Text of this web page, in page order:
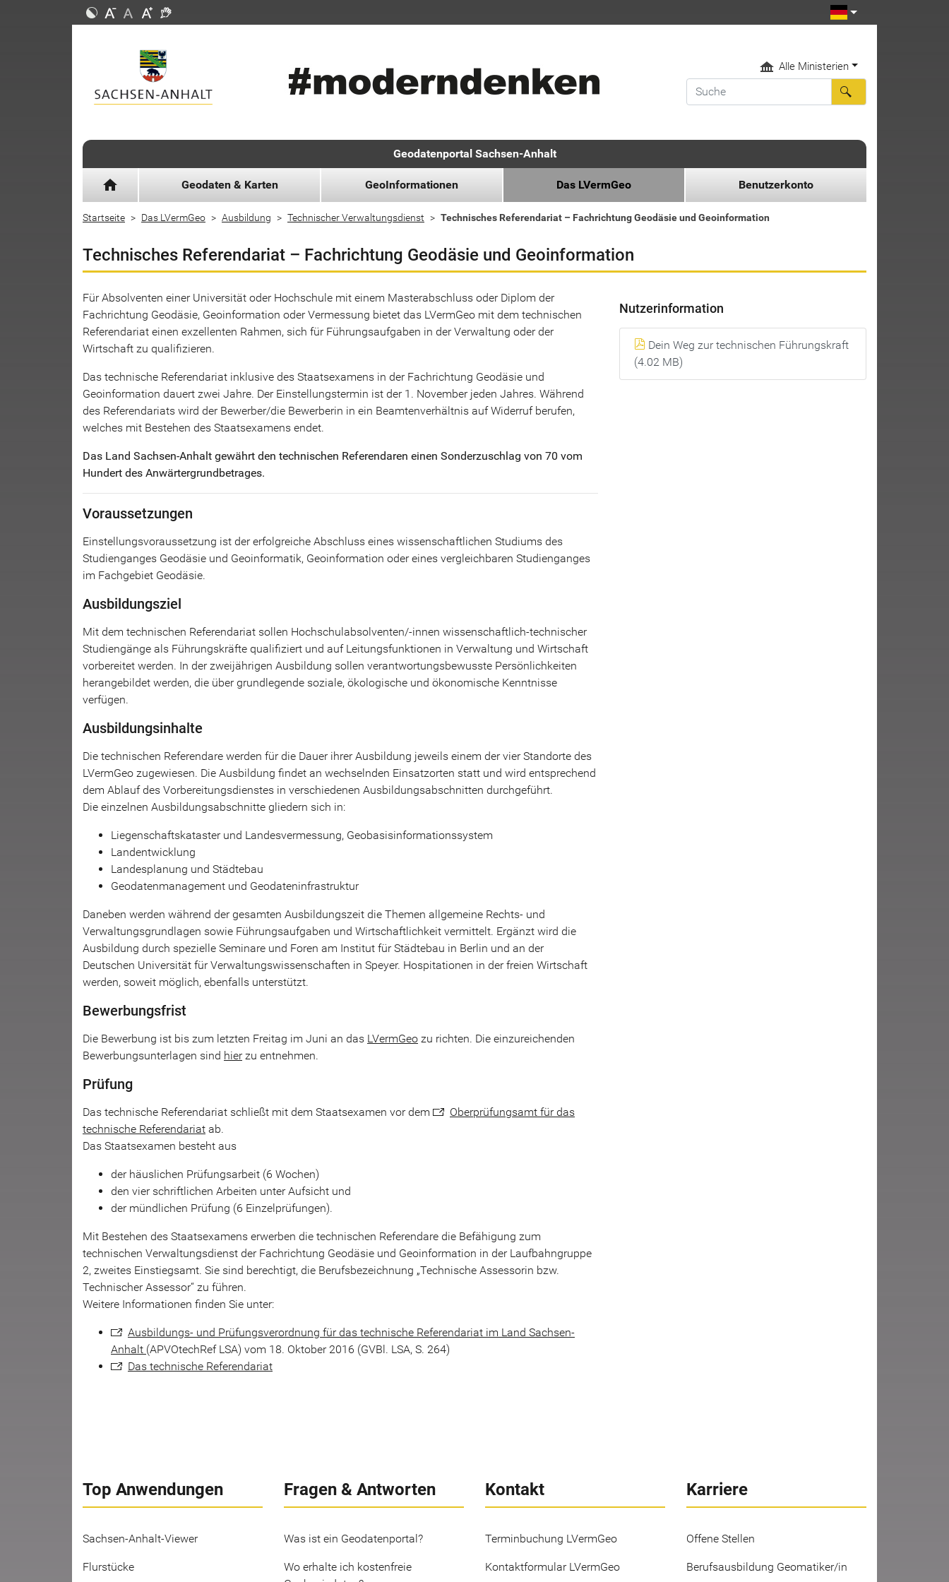
Alle Ministerien
Geodatenportal Sachsen-Anhalt
home Geodaten & Karten GeoInformationen Das LVermGeo Benutzerkonto
Startseite Das LVermGeo Ausbildung Technischer Verwaltungsdienst Technisches Referendariat – Fachrichtung Geodäsie und Geoinformation
Technisches Referendariat – Fachrichtung Geodäsie und Geoinformation
Für Absolventen einer Universität oder Hochschule mit einem Masterabschluss oder Diplom der
Fachrichtung Geodäsie, Geoinformation oder Vermessung bietet das LVermGeo mit dem technischen
Referendariat einen exzellenten Rahmen, sich für Führungsaufgaben in der Verwaltung oder der
Wirtschaft zu qualifizieren.
Das technische Referendariat inklusive des Staatsexamens in der Fachrichtung Geodäsie und
Geoinformation dauert zwei Jahre. Der Einstellungstermin ist der 1. November jeden Jahres. Während
des Referendariats wird der Bewerber/die Bewerberin in ein Beamtenverhältnis auf Widerruf berufen,
welches mit Bestehen des Staatsexamens endet.
Das Land Sachsen-Anhalt gewährt den technischen Referendaren einen Sonderzuschlag von 70 vom
Hundert des Anwärtergrundbetrages.
Voraussetzungen
Einstellungsvoraussetzung ist der erfolgreiche Abschluss eines wissenschaftlichen Studiums des
Studienganges Geodäsie und Geoinformatik, Geoinformation oder eines vergleichbaren Studienganges
im Fachgebiet Geodäsie.
Ausbildungsziel
Mit dem technischen Referendariat sollen Hochschulabsolventen/-innen wissenschaftlich-technischer
Studiengänge als Führungskräfte qualifiziert und auf Leitungsfunktionen in Verwaltung und Wirtschaft
vorbereitet werden. In der zweijährigen Ausbildung sollen verantwortungsbewusste Persönlichkeiten
herangebildet werden, die über grundlegende soziale, ökologische und ökonomische Kenntnisse
verfügen.
Ausbildungsinhalte
Die technischen Referendare werden für die Dauer ihrer Ausbildung jeweils einem der vier Standorte des
LVermGeo zugewiesen. Die Ausbildung findet an wechselnden Einsatzorten statt und wird entsprechend
dem Ablauf des Vorbereitungsdienstes in verschiedenen Ausbildungsabschnitten durchgeführt.
Die einzelnen Ausbildungsabschnitte gliedern sich in:
Liegenschaftskataster und Landesvermessung, Geobasisinformationssystem
Landentwicklung
Landesplanung und Städtebau
Geodatenmanagement und Geodateninfrastruktur
Daneben werden während der gesamten Ausbildungszeit die Themen allgemeine Rechts- und
Verwaltungsgrundlagen sowie Führungsaufgaben und Wirtschaftlichkeit vermittelt. Ergänzt wird die
Ausbildung durch spezielle Seminare und Foren am Institut für Städtebau in Berlin und an der
Deutschen Universität für Verwaltungswissenschaften in Speyer. Hospitationen in der freien Wirtschaft
werden, soweit möglich, ebenfalls unterstützt.
Bewerbungsfrist
Die Bewerbung ist bis zum letzten Freitag im Juni an das LVermGeo zu richten. Die einzureichenden
Bewerbungsunterlagen sind hierzu entnehmen.
Prüfung
Das technische Referendariat schließt mit dem Staatsexamen vor dem
Oberprüfungsamt für das
technische Referendariat ab.
Das Staatsexamen besteht aus
der häuslichen Prüfungsarbeit (6 Wochen)
den vier schriftlichen Arbeiten unter Aufsicht und
der mündlichen Prüfung (6 Einzelprüfungen).
Mit Bestehen des Staatsexamens erwerben die technischen Referendare die Befähigung zum
technischen Verwaltungsdienst der Fachrichtung Geodäsie und Geoinformation in der Laufbahngruppe
2, zweites Einstiegsamt. Sie sind berechtigt, die Berufsbezeichnung „Technische Assessorin bzw.
Technischer Assessor“ zu führen.
Weitere Informationen finden Sie unter:
Ausbildungs- und Prüfungsverordnung für das technische Referendariat im Land Sachsen-
Anhalt (APVOtechRef LSA) vom 18. Oktober 2016 (GVBl. LSA, S. 264)
Das technische Referendariat
Nutzerinformation
Dein Weg zur technischen Führungskraft
(4.02 MB)
Top Anwendungen
Sachsen-Anhalt-Viewer
Flurstücke
Fragen & Antworten
Was ist ein Geodatenportal?
Wo erhalte ich kostenfreie
Kontakt
Terminbuchung LVermGeo
Kontaktformular LVermGeo
Karriere
Offene Stellen
Berufsausbildung Geomatiker/in